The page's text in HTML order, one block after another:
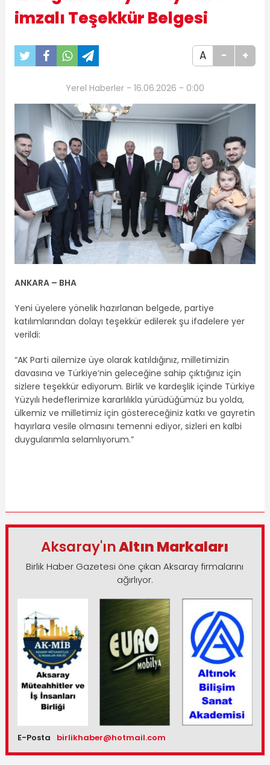
imzalı Teşekkür Belgesi
A - +
Yerel Haberler - 16.06.2026 - 0:00
ANKARA – BHA
Yeni üyelere yönelik hazırlanan belgede, partiye
katılımlarından dolayı teşekkür edilerek şu ifadelere yer
verildi:
“AK Parti ailemize üye olarak katıldığınız, milletimizin
davasına ve Türkiye’nin geleceğine sahip çıktığınız için
sizlere teşekkür ediyorum. Birlik ve kardeşlik içinde Türkiye
Yüzyılı hedeflerimize kararlılıkla yürüdüğümüz bu yolda,
ülkemiz ve milletimiz için göstereceğiniz katkı ve gayretin
hayırlara vesile olmasını temenni ediyor, sizleri en kalbi
duygularımla selamlıyorum.”
Aksaray'ınAltın Markaları
Birlik Haber Gazetesi öne çıkan Aksaray firmalarını
ağırlıyor.
E-Posta birlikhaber@hotmail.com